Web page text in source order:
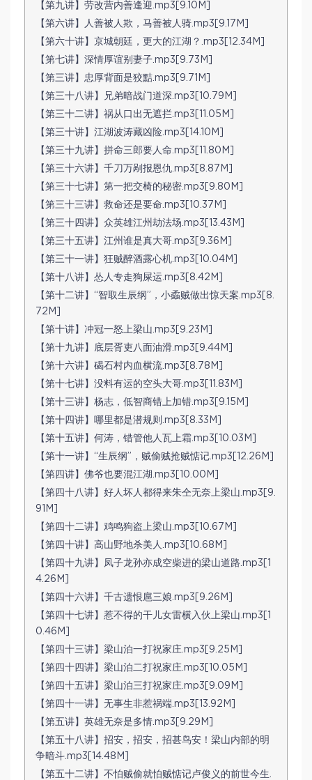
【第九讲】劳改营内善逢迎.mp3[9.10M]
【第六讲】人善被人欺，马善被人骑.mp3[9.17M]
【第六十讲】京城朝廷，更大的江湖？.mp3[12.34M]
【第七讲】深情厚谊别妻子.mp3[9.73M]
【第三讲】忠厚背面是狡黠.mp3[9.71M]
【第三十八讲】兄弟暗战门道深.mp3[10.79M]
【第三十二讲】祸从口出无遮拦.mp3[11.05M]
【第三十讲】江湖波涛藏凶险.mp3[14.10M]
【第三十九讲】拼命三郎要人命.mp3[11.80M]
【第三十六讲】千刀万剐报恩仇.mp3[8.87M]
【第三十七讲】第一把交椅的秘密.mp3[9.80M]
【第三十三讲】救命还是要命.mp3[10.37M]
【第三十四讲】众英雄江州劫法场.mp3[13.43M]
【第三十五讲】江州谁是真大哥.mp3[9.36M]
【第三十一讲】狂贼醉酒露心机.mp3[10.04M]
【第十八讲】怂人专走狗屎运.mp3[8.42M]
【第十二讲】“智取生辰纲”，小蟊贼做出惊天案.mp3[8.
72M]
【第十讲】冲冠一怒上梁山.mp3[9.23M]
【第十九讲】底层胥吏八面油滑.mp3[9.44M]
【第十六讲】碣石村内血横流.mp3[8.78M]
【第十七讲】没料有运的空头大哥.mp3[11.83M]
【第十三讲】杨志，低智商错上加错.mp3[9.15M]
【第十四讲】哪里都是潜规则.mp3[8.33M]
【第十五讲】何涛，错管他人瓦上霜.mp3[10.03M]
【第十一讲】“生辰纲”，贼偷贼抢贼惦记.mp3[12.26M]
【第四讲】佛爷也要混江湖.mp3[10.00M]
【第四十八讲】好人坏人都得来朱仝无奈上梁山.mp3[9.
91M]
【第四十二讲】鸡鸣狗盗上梁山.mp3[10.67M]
【第四十讲】高山野地杀美人.mp3[10.68M]
【第四十九讲】凤子龙孙亦成空柴进的梁山道路.mp3[1
4.26M]
【第四十六讲】千古遗恨扈三娘.mp3[9.26M]
【第四十七讲】惹不得的干儿女雷横入伙上梁山.mp3[1
0.46M]
【第四十三讲】梁山泊一打祝家庄.mp3[9.25M]
【第四十四讲】梁山泊二打祝家庄.mp3[10.05M]
【第四十五讲】梁山泊三打祝家庄.mp3[9.09M]
【第四十一讲】无事生非惹祸端.mp3[13.92M]
【第五讲】英雄无奈是多情.mp3[9.29M]
【第五十八讲】招安，招安，招甚鸟安！梁山内部的明
争暗斗.mp3[14.48M]
【第五十二讲】不怕贼偷就怕贼惦记卢俊义的前世今生.